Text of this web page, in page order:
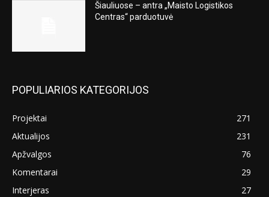
Šiauliuose – antra „Maisto Logistikos
Centras“ parduotuvė
POPULIARIOS KATEGORIJOS
Projektai
271
Aktualijos
231
Apžvalgos
76
Komentarai
29
Interjeras
27